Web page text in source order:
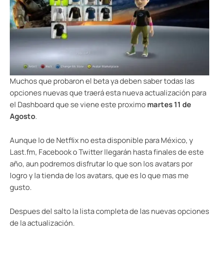
Muchos que probaron el beta ya deben saber todas las
opciones nuevas que traerá esta nueva actualización para
el Dashboard que se viene este proximomartes 11 de
Agosto.
Aunque lo de Netflix no esta disponible para México, y
Last.fm, Facebook o Twitter llegarán hasta finales de este
año, aun podremos disfrutar lo que son los avatars por
logro y la tienda de los avatars, que es lo que mas me
gusto.
Despues del salto la lista completa de las nuevas opciones
de la actualización.